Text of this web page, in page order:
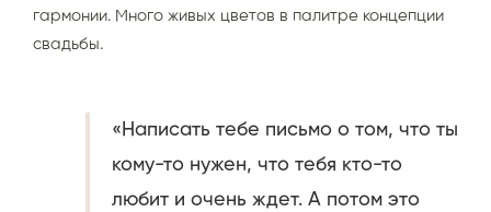
гармонии. Много живых цветов в палитре концепции
свадьбы.
«Написать тебе письмо о том, что ты
кому-то нужен, что тебя кто-то
любит и очень ждет. А потом это